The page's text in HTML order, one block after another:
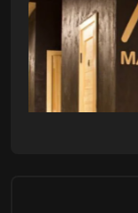
РИТУАЛИ
Комплексні
працюють